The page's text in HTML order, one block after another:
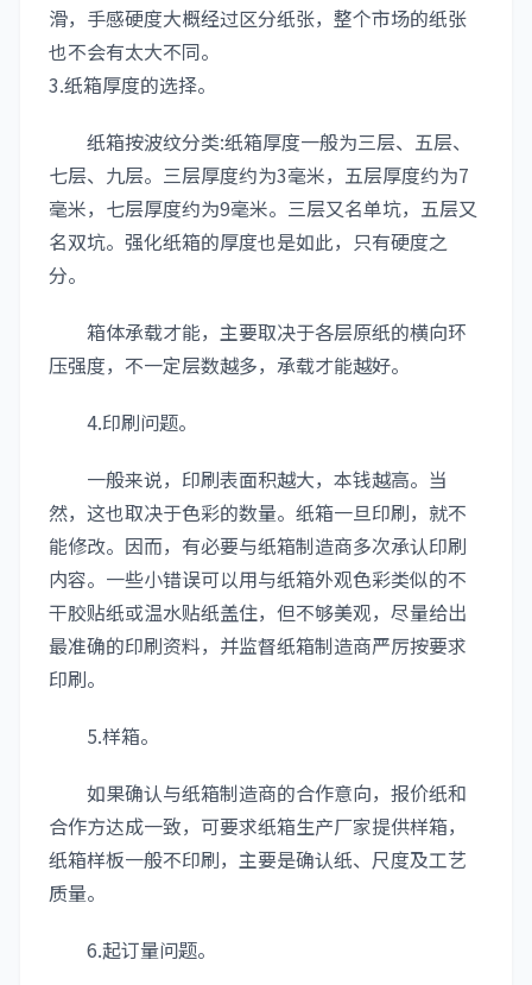
滑，手感硬度大概经过区分纸张，整个市场的纸张
也不会有太大不同。
3.纸箱厚度的选择。
纸箱按波纹分类:纸箱厚度一般为三层、五层、
七层、九层。三层厚度约为3毫米，五层厚度约为7
毫米，七层厚度约为9毫米。三层又名单坑，五层又
名双坑。强化纸箱的厚度也是如此，只有硬度之
分。
箱体承载才能，主要取决于各层原纸的横向环
压强度，不一定层数越多，承载才能越好。
4.印刷问题。
一般来说，印刷表面积越大，本钱越高。当
然，这也取决于色彩的数量。纸箱一旦印刷，就不
能修改。因而，有必要与纸箱制造商多次承认印刷
内容。一些小错误可以用与纸箱外观色彩类似的不
干胶贴纸或温水贴纸盖住，但不够美观，尽量给出
最准确的印刷资料，并监督纸箱制造商严厉按要求
印刷。
5.样箱。
如果确认与纸箱制造商的合作意向，报价纸和
合作方达成一致，可要求纸箱生产厂家提供样箱，
纸箱样板一般不印刷，主要是确认纸、尺度及工艺
质量。
6.起订量问题。